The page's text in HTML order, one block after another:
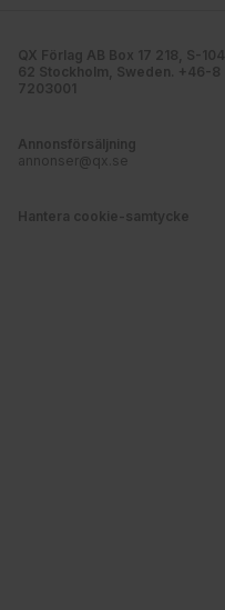
QX Förlag AB Box 17 218, S-104
62 Stockholm, Sweden. +46-8
7203001
Annonsförsäljning
annonser@qx.se
Hantera cookie-samtycke